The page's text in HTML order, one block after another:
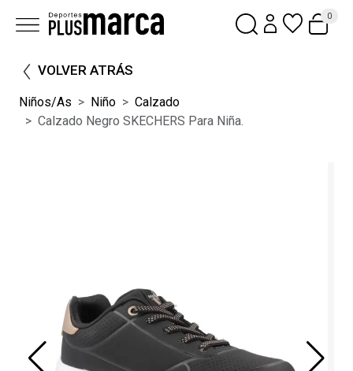
0
VOLVER ATRÁS
Niños/as Niño
Calzado
Calzado Negro SKECHERS Para Niña.